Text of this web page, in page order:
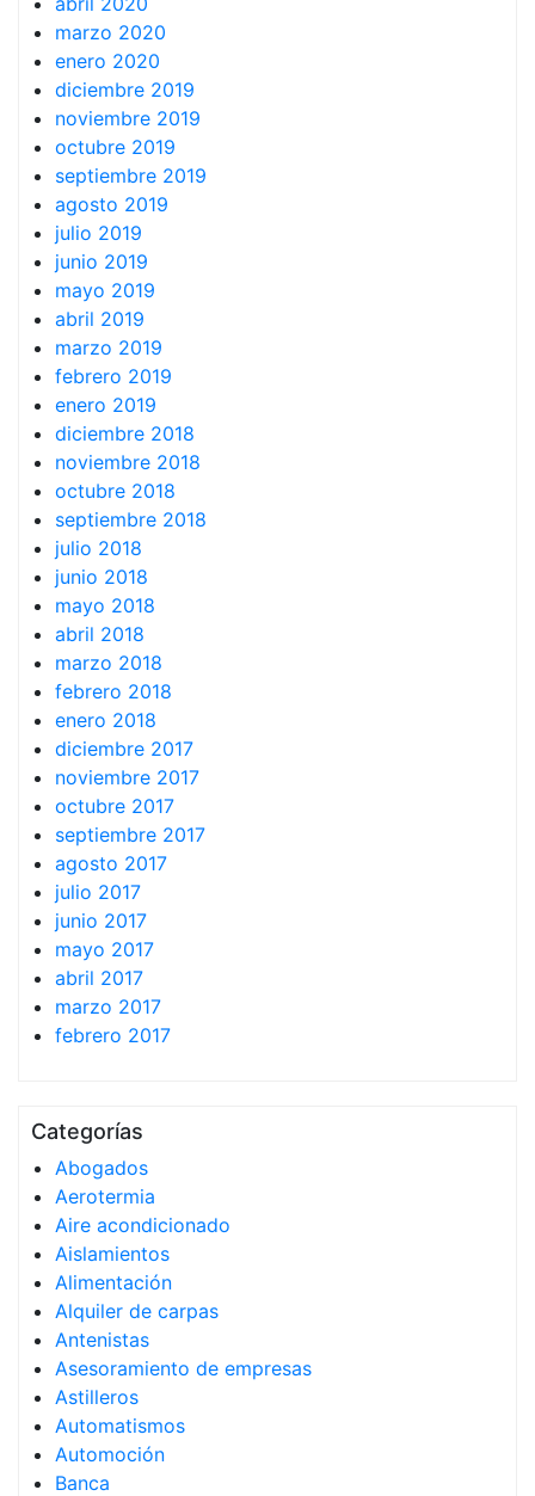
marzo 2020
enero 2020
diciembre 2019
noviembre 2019
octubre 2019
septiembre 2019
agosto 2019
julio 2019
junio 2019
mayo 2019
abril 2019
marzo 2019
febrero 2019
enero 2019
diciembre 2018
noviembre 2018
octubre 2018
septiembre 2018
julio 2018
junio 2018
mayo 2018
abril 2018
marzo 2018
febrero 2018
enero 2018
diciembre 2017
noviembre 2017
octubre 2017
septiembre 2017
agosto 2017
julio 2017
junio 2017
mayo 2017
abril 2017
marzo 2017
febrero 2017
Categorías
Abogados
Aerotermia
Aire acondicionado
Aislamientos
Alimentación
Alquiler de carpas
Antenistas
Asesoramiento de empresas
Astilleros
Automatismos
Automoción
Banca